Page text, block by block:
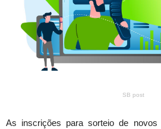
SB post
As inscrições para sorteio de